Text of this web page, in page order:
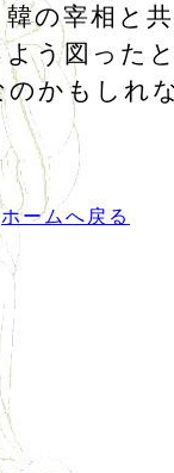
の宰相と
う図った
のかもしれ
ホームへ戻る